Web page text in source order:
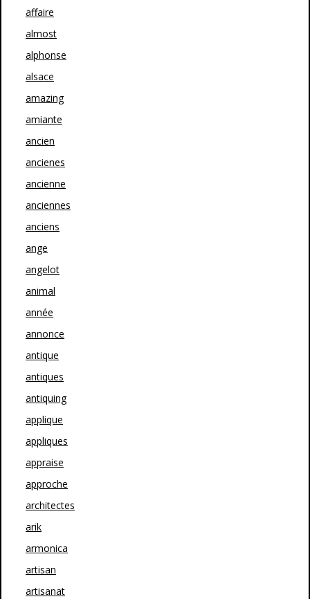
affaire
almost
alphonse
alsace
amazing
amiante
ancien
ancienes
ancienne
anciennes
anciens
ange
angelot
animal
année
annonce
antique
antiques
antiquing
applique
appliques
appraise
approche
architectes
arik
armonica
artisan
artisanat